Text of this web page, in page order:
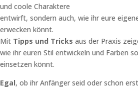
und coole Charaktere
entwirft, sondern auch, wie ihr eure
erwecken könnt.
Mit Tipps und Tricks aus der Praxis
wie ihr euren Stil entwickeln und Farben
einsetzen könnt.
Egal, ob ihr Anfänger seid oder schon